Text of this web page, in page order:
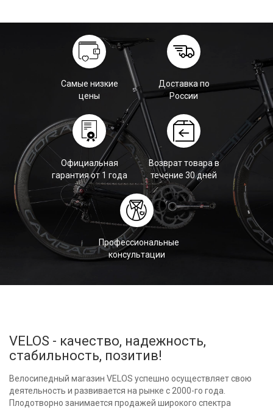
Самые низкие
цены
Доставка по
России
Официальная
гарантия от 1 года
Возврат товара в
течение 30 дней
Профессиональные
консультации
VELOS - качество, надежность,
стабильность, позитив!
Велосипедный магазин VELOS успешно осуществляет свою
деятельность и развивается на рынке с 2000-го года.
Плодотворно занимается продажей широкого спектра